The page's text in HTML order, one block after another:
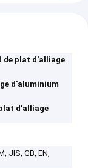
de plat d'alliage
d'aluminium
d'alliage
JIS, GB, EN,